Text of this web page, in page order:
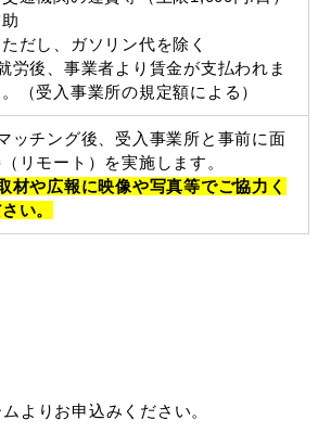
だし、ガソリン代を除く
労後、事業者より賃金が支払われま
（受入事業所の規定額による）
ッチング後、受入事業所と事前に面
リモート）を実施します。
材や広報に映像や写真等でご協力く
い。
よりお申込みください。